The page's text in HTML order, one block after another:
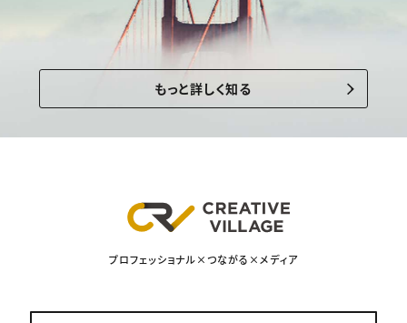
もっと詳しく知る
プロフェッショナル×つながる×メディア